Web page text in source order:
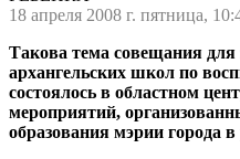
18 апреля 2008 г. пятница,
Такова тема совещания для
архангельских школ по
состоялось в областном
мероприятий,
образования мэрии города